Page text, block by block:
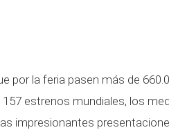
por la feria pasen más de
estrenos mundiales, los
impresionantes